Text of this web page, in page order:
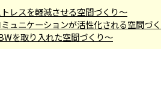
レスを軽減させる空間づくり～
ュニケーションが活性化される空間づ
を取り入れた空間づくり～